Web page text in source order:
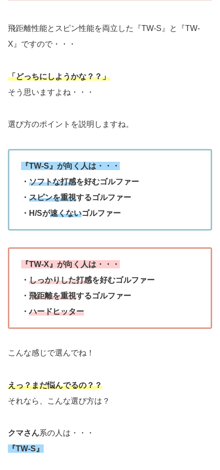
飛距離性能とスピン性能を両立した『TW-S』と『TW-
X』ですので・・・
「どっちにしようかな？？」
そう思いますよね・・・
選び方のポイントを説明しますね。
『TW-S』が向く人は・・・
・ ソフトな打感を好むゴルファー
・ スピンを重視するゴルファー
・H/Sが速くないゴルファー
『TW-X』が向く人は・・・
・ しっかりした打感を好むゴルファー
・ 飛距離を重視するゴルファー
・ハードヒッター
こんな感じで選んでね！
えっ？まだ悩んでるの？？
それなら、こんな選び方は？
クマさん系の人は・・・
『TW-S』